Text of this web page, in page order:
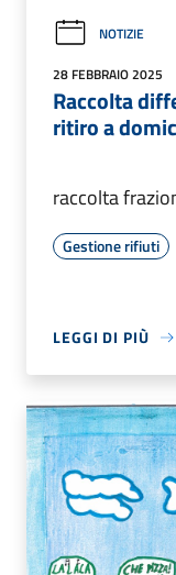
NOTIZIE
28 FEBBRAIO 2025
Raccolta
ritiro a
raccolta
Gestione rifiuti
LEGGI DI PIÙ